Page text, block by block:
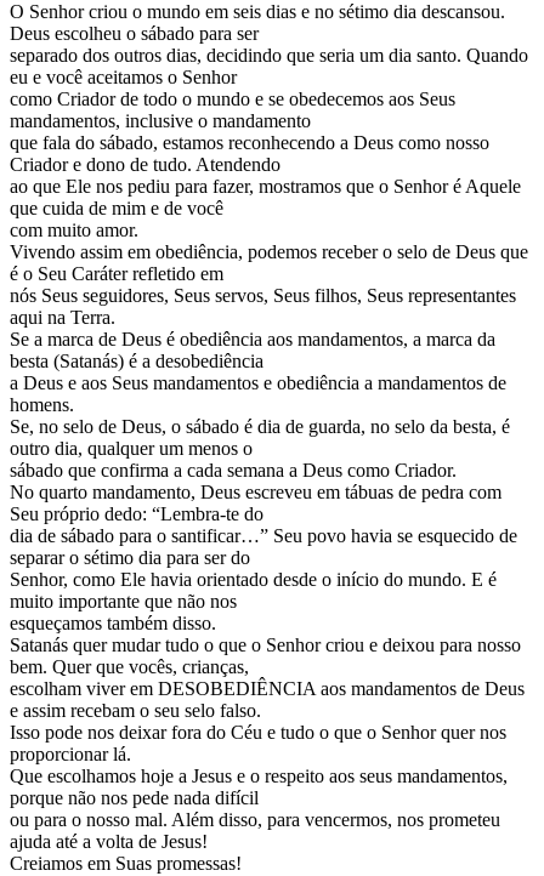
O Senhor criou o mundo em seis dias e no sétimo dia descansou.
Deus escolheu o sábado para ser
separado dos outros dias, decidindo que seria um dia santo. Quando
eu e você aceitamos o Senhor
como Criador de todo o mundo e se obedecemos aos Seus
mandamentos, inclusive o mandamento
que fala do sábado, estamos reconhecendo a Deus como nosso
Criador e dono de tudo. Atendendo
ao que Ele nos pediu para fazer, mostramos que o Senhor é Aquele
que cuida de mim e de você
com muito amor.
Vivendo assim em obediência, podemos receber o selo de Deus que
é o Seu Caráter refletido em
nós Seus seguidores, Seus servos, Seus filhos, Seus representantes
aqui na Terra.
Se a marca de Deus é obediência aos mandamentos, a marca da
besta (Satanás) é a desobediência
a Deus e aos Seus mandamentos e obediência a mandamentos de
homens.
Se, no selo de Deus, o sábado é dia de guarda, no selo da besta, é
outro dia, qualquer um menos o
sábado que confirma a cada semana a Deus como Criador.
No quarto mandamento, Deus escreveu em tábuas de pedra com
Seu próprio dedo: “Lembra-te do
dia de sábado para o santificar…” Seu povo havia se esquecido de
separar o sétimo dia para ser do
Senhor, como Ele havia orientado desde o início do mundo. E é
muito importante que não nos
esqueçamos também disso.
Satanás quer mudar tudo o que o Senhor criou e deixou para nosso
bem. Quer que vocês, crianças,
escolham viver em DESOBEDIÊNCIA aos mandamentos de Deus
e assim recebam o seu selo falso.
Isso pode nos deixar fora do Céu e tudo o que o Senhor quer nos
proporcionar lá.
Que escolhamos hoje a Jesus e o respeito aos seus mandamentos,
porque não nos pede nada difícil
ou para o nosso mal. Além disso, para vencermos, nos prometeu
ajuda até a volta de Jesus!
Creiamos em Suas promessas!